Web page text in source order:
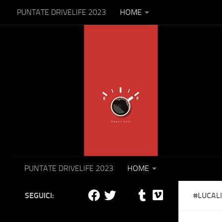
Salta al contenuto
PUNTATE DRIVELIFE 2023 HOME
PUNTATE DRIVELIFE 2023 HOME
SEGUICI: